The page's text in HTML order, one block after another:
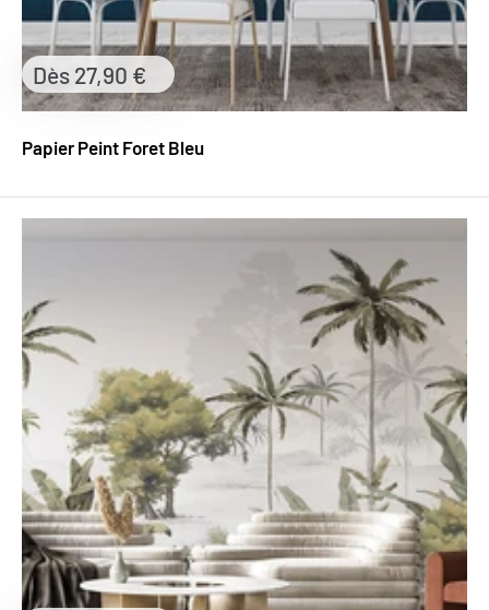
Papier Peint Foret Bleu
Prix
réduit
Dès 27,90 €